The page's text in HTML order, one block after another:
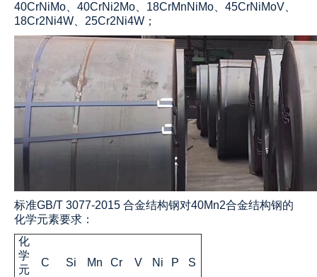
40CrNiMo、40CrNi2Mo、18CrMnNiMo、45CrNiMoV、
18Cr2Ni4W、25Cr2Ni4W；
标准GB/T 3077-2015 合金结构钢对40Mn2合金结构钢的
化学元素要求：
化
学
元
C Si Mn Cr V Ni P S